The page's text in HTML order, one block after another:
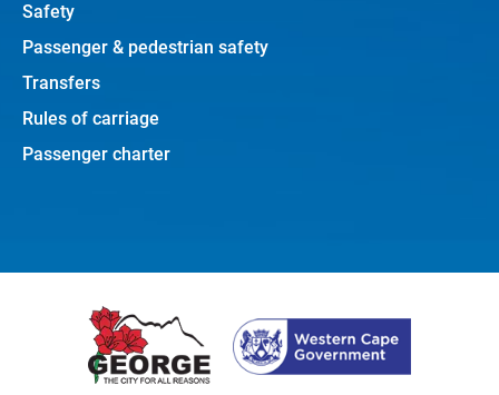
Safety
Passenger & pedestrian safety
Transfers
Rules of carriage
Passenger charter